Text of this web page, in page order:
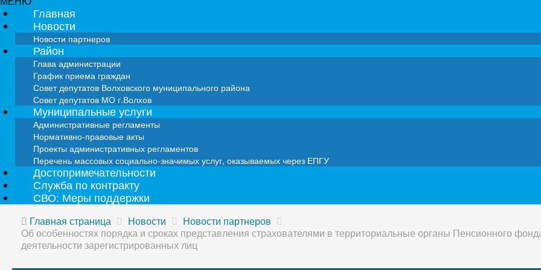
Главная
Новости
Новости партнеров
Район
Глава администрации
График приема граждан
Совет депутатов Волховского муниципального района
Совет депутатов МО г.Волхов
Муниципальные услуги
Административные регламенты
Нормативно-правовые акты
Проекты административных регламентов
Перечень массовых социально-значимых услуг, оказываемых через ЕПГУ
Достопримечательности
Служба по контракту
СВО: Меры поддержки
Главная страница Новости
Новости партнеров
Об особенностях порядка и сроках представления страхователями в территориальные органы Пенсионного
деятельности зарегистрированных лиц